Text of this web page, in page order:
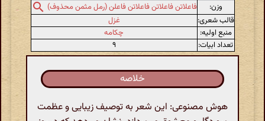
وزن:
فاعلاتن فاعلاتن فاعلاتن فاعلن (رمل مثمن محذوف)
قالب شعری:
غزل
منبع اولیه:
چکامه
تعداد ابیات:
۹
خلاصه
هوش مصنوعی: این شعر به توصیف زیبایی و عظمت